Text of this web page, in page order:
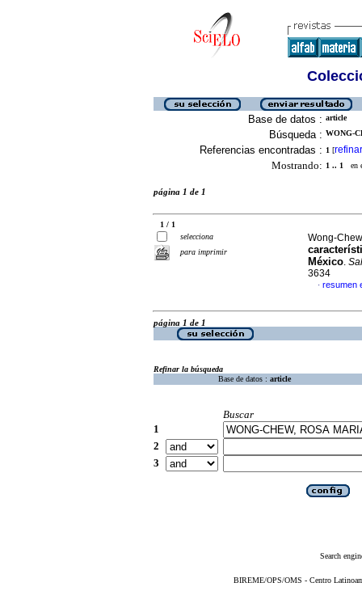
Base de datos : article
Búsqueda : WONG-
Referencias encontradas : 1 [refinar
Mostrando: 1 .. 1 en
página 1 de 1
1 / 1
selecciona
para imprimir
Wong-
México.
3634
· resumen
página 1 de 1
Refinar la búsqueda
Base de datos : article
Buscar
1
2
3
Search
BIREME/OPS/OMS - Centro